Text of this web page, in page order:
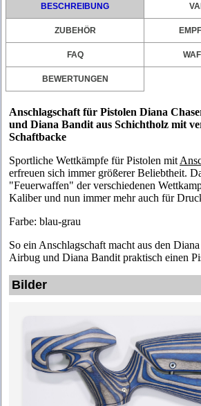
BESCHREIBUNG
ZUBEHÖR
FAQ
BEWERTUNGEN
Anschlagschaft für Pistolen Diana
und Diana Bandit aus Schichtholz mit
Schaftbacke
Sportliche Wettkämpfe für Pistolen mit
erfreuen sich immer größerer Beliebtheit.
"Feuerwaffen" der verschiedenen
Kaliber und nun immer mehr auch für
Farbe: blau-grau
So ein Anschlagschaft macht aus den Diana
Airbug und Diana Bandit praktisch einen
Bilder